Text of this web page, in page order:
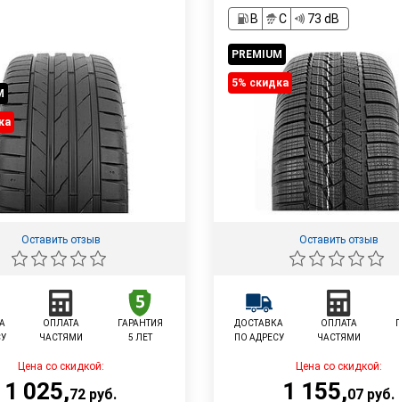
Оставить отзыв
ОПЛАТА
ЧАСТЯМИ
ГАРАНТИЯ
5 ЛЕТ
Цена со скидкой:
1 025,72 руб.
B
C 73 dB
PREMIUM
5% cкидка
Оставить отзыв
ДОСТАВКА
ПО АДРЕСУ
ОПЛАТА
ЧАСТЯМИ
Цена со скидкой:
1 155,07 руб.